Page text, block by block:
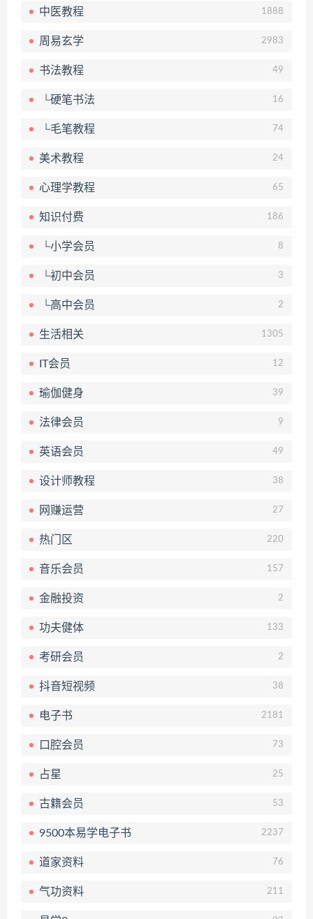
中医教程 1888
周易玄学 2983
书法教程 49
└硬笔书法 16
└毛笔教程 74
美术教程 24
心理学教程 65
知识付费 186
└小学会员 8
└初中会员 3
└高中会员 2
生活相关 1305
IT会员 12
瑜伽健身 39
法律会员 9
英语会员 49
设计师教程 38
网赚运营 27
热门区 220
音乐会员 157
金融投资 2
功夫健体 133
考研会员 2
抖音短视频 38
电子书 2181
口腔会员 73
占星 25
古籍会员 53
9500本易学电子书 2237
道家资料 76
气功资料 211